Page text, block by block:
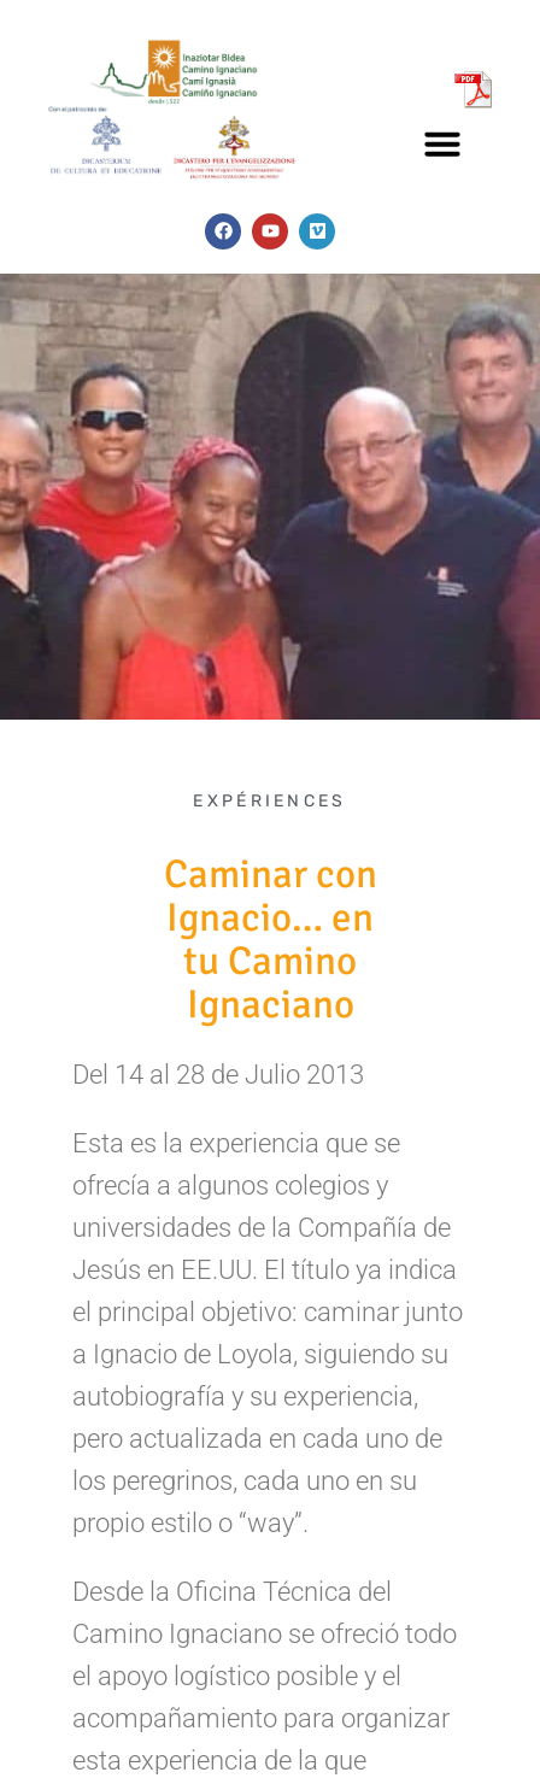
EXPÉRIENCES
Caminar con
Ignacio… en
tu Camino
Ignaciano
Del 14 al 28 de Julio 2013
Esta es la experiencia que se
ofrecía a algunos colegios y
universidades de la Compañía de
Jesús en EE.UU. El título ya indica
el principal objetivo: caminar junto
a Ignacio de Loyola, siguiendo su
autobiografía y su experiencia,
pero actualizada en cada uno de
los peregrinos, cada uno en su
propio estilo o “way”.
Desde la Oficina Técnica del
Camino Ignaciano se ofreció todo
el apoyo logístico posible y el
acompañamiento para organizar
esta experiencia de la que